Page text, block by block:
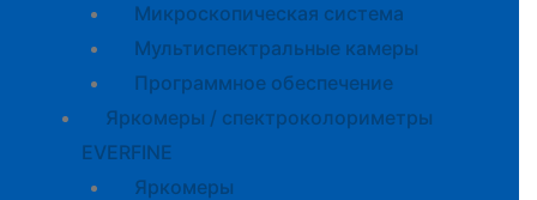
Микроскопическая система
Мультиспектральные камеры
Программное обеспечение
Яркомеры / спектроколориметры
EVERFINE
Яркомеры